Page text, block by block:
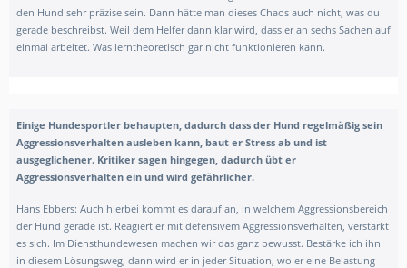
den Hund sehr präzise sein. Dann hätte man dieses Chaos auch nicht, was du
gerade beschreibst. Weil dem Helfer dann klar wird, dass er an sechs Sachen auf
einmal arbeitet. Was lerntheoretisch gar nicht funktionieren kann.
Einige Hundesportler behaupten, dadurch dass der Hund regelmäßig sein
Aggressionsverhalten ausleben kann, baut er Stress ab und ist
ausgeglichener. Kritiker sagen hingegen, dadurch übt er
Aggressionsverhalten ein und wird gefährlicher.
Hans Ebbers: Auch hierbei kommt es darauf an, in welchem Aggressionsbereich
der Hund gerade ist. Reagiert er mit defensivem Aggressionsverhalten, verstärkt
es sich. Im Diensthundewesen machen wir das ganz bewusst. Bestärke ich ihn
in diesem Lösungsweg, dann wird er in jeder Situation, wo er eine Belastung